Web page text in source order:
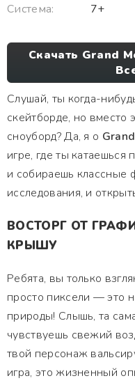
Система:
7+
Скачать Grand
Слушай, ты когда-
скейтборде, но вместо
сноуборд? Да, я о
игре, где ты
и собираешь классные
исследования, и
ВОСТОРГ ОТ
КРЫШУ
Ребята, вы только
просто пиксели — это
природы! Слышь, та
чувствуешь свежий
твой персонаж
игра, это жизненный